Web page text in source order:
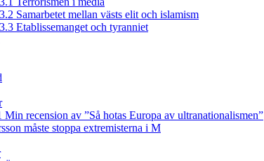
3.2 Samarbetet mellan västs elit och islamism
3.3 Etablissemanget och tyranniet
Min recension av ”Så hotas Europa av ultranationalismen”
måste stoppa extremisterna i M